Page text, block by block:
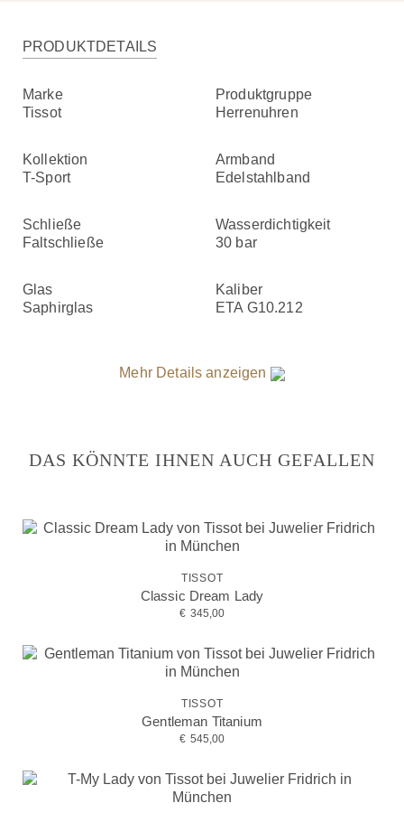
PRODUKTDETAILS
Marke
Tissot
Produktgruppe
Herrenuhren
Kollektion
T-Sport
Armband
Edelstahlband
Schließe
Faltschließe
Wasserdichtigkeit
30 bar
Glas
Saphirglas
Kaliber
ETA G10.212
Mehr Details anzeigen
DAS KÖNNTE IHNEN AUCH GEFALLEN
TISSOT
Classic Dream Lady
€ 345,00
TISSOT
Gentleman Titanium
€ 545,00